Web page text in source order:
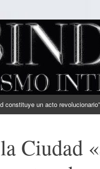
constituye un acto revolucionario”
Ciudad